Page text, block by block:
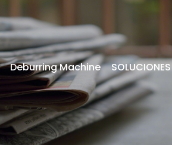
Deburring Machine SOLUCIONES